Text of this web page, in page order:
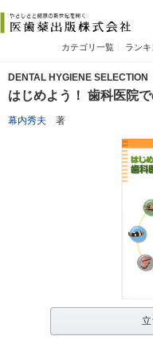
カテゴリ一覧 ラン
DENTAL HYGIENE SELECTION
はじめよう！ 歯科医院
幕内秀夫 著
立